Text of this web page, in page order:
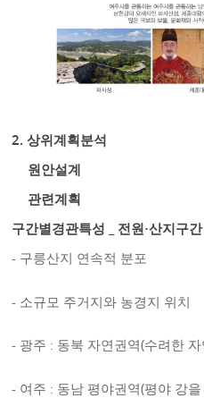
2. 상위계획분석
원안설계
관련계획
구간별경관특성 _ 전원·산지구간
- 구릉산지 연속적 분포
- 소규모 주거지와 농경지 위치
- 광주 : 동북 자연권역(수려한
- 여주 : 동남 평야권역(평야 강